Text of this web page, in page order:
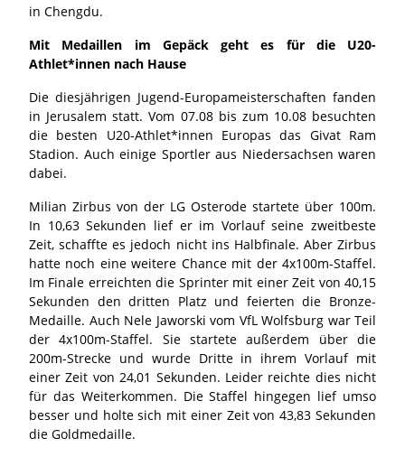
in Chengdu.
Mit Medaillen im Gepäck geht es für die U20-
Athlet*innen nach Hause
Die diesjährigen Jugend-Europameisterschaften fanden
in Jerusalem statt. Vom 07.08 bis zum 10.08 besuchten
die besten U20-Athlet*innen Europas das Givat Ram
Stadion. Auch einige Sportler aus Niedersachsen waren
dabei.
Milian Zirbus von der LG Osterode startete über 100m.
In 10,63 Sekunden lief er im Vorlauf seine zweitbeste
Zeit, schaffte es jedoch nicht ins Halbfinale. Aber Zirbus
hatte noch eine weitere Chance mit der 4x100m-Staffel.
Im Finale erreichten die Sprinter mit einer Zeit von 40,15
Sekunden den dritten Platz und feierten die Bronze-
Medaille. Auch Nele Jaworski vom VfL Wolfsburg war Teil
der 4x100m-Staffel. Sie startete außerdem über die
200m-Strecke und wurde Dritte in ihrem Vorlauf mit
einer Zeit von 24,01 Sekunden. Leider reichte dies nicht
für das Weiterkommen. Die Staffel hingegen lief umso
besser und holte sich mit einer Zeit von 43,83 Sekunden
die Goldmedaille.